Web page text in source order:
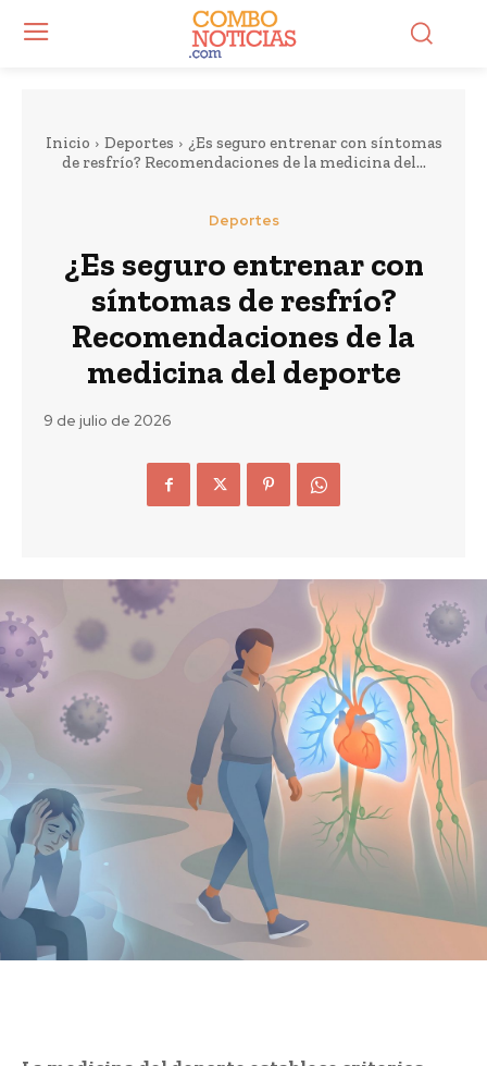
Inicio Deportes
¿Es seguro entrenar con síntomas
de resfrío? Recomendaciones de la medicina del...
Deportes
¿Es seguro entrenar con
síntomas de resfrío?
Recomendaciones de la
medicina del deporte
9 de julio de 2026